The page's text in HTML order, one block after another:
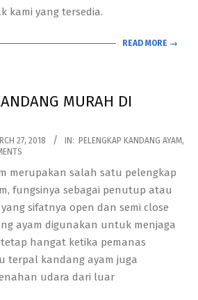
kami yang tersedia.
READ MORE →
MURAH DI
27, 2018 IN: PELENGKAP KANDANG AYAM,
merupakan salah satu pelengkap
fungsinya sebagai penutup atau
sifatnya open dan semi close
ayam digunakan untuk menjaga
hangat ketika pemanas
terpal kandang ayam juga
udara dari luar